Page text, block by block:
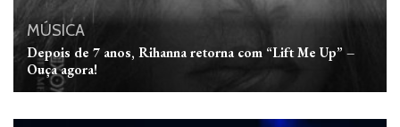
MÚSICA
Depois de 7 anos, Rihanna retorna com “Lift Me Up” –
Ouça agora!